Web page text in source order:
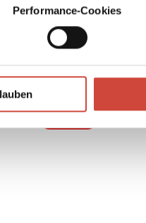
Performance-Cookies